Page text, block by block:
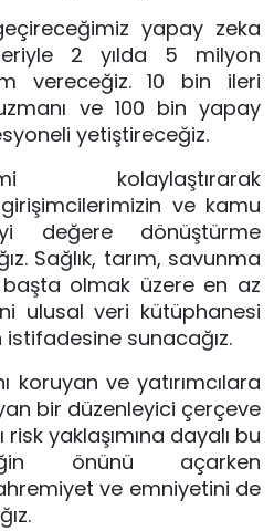
yapay zeka
2 yılda 5 milyon
vereceğiz. 10 bin ileri
ve 100 bin yapay
yetiştireceğiz.
kolaylaştırarak
girişimcilerimizin ve kamu
değere dönüştürme
Sağlık, tarım, savunma
olmak üzere en az
ulusal veri kütüphanesi
sunacağız.
bir düzenleyici çerçeve
risk yaklaşımına dayalı bu
önünü açarken
ve emniyetini de